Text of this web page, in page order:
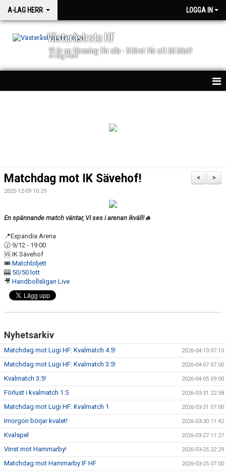
A-LAG HERR LOGGA IN
VästeråsIrsta HF
VI är en förening för alla - Störst för att bli bäst!
A-lag Herr
BILJETTER
PARTNERS
KALENDER
KONTAKT
>
<
Matchdag mot IK Sävehof!
2025-12-09 10:29
En spännande match väntar, VI ses i arenan ikväll!🔥
📍Expandia Arena
🕝 9/12 - 19:00
🆚 IK Sävehof
🎟️ Matchbiljett
🎰 50/50 lott
🎥 Handbollsligan Live
Nyhetsarkiv
Matchdag mot Lugi HF: Kvalmatch 4:5! 2026-04-10 07:10
Matchdag mot Lugi HF: Kvalmatch 3:5! 2026-04-07 07:00
Kvalmatch 3:5! 2026-04-05 09:00
Förlust i kvalmatch 1:5 2026-03-31 22:58
Matchdag mot Lugi HF: Kvalmatch 1 2026-03-31 07:00
Imorgon börjar kvalet! 2026-03-30 11:42
Kvalspel 2026-03-27 11:27
Vinst mot Hammarby! 2026-03-25 22:29
Matchdag mot Hammarby IF HF 2026-03-25 07:00